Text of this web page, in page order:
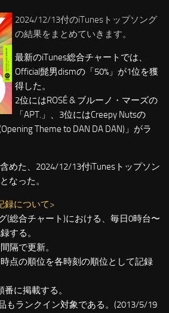
2024/12/13付のiTunesトップソング
の結果をまとめていきます。
最新のiTunes総合チャートでは、
Official髭男dismの「50%」が1位を獲
得した。
2位にはROSÉ & ブルーノ・マーズの
「APT.」、3位にはCreepy Nutsの
Theme to DAN DA DAN)」がラ
めた、2024/12/13付iTunesトップソン
なった。
録について>
(総合チャート)における、毎日0時台〜
する。
隔で更新。
点の順位を各時刻の順位として記録
番に掲載する。
品もランクイン対象である。(2013/5/19